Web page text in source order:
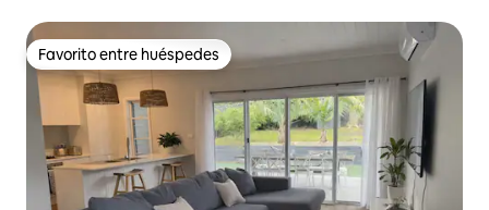
Favorito entre huéspedes
Favorito entre huéspedes